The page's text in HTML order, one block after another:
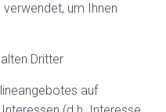
um Ihnen
Dritter
auf